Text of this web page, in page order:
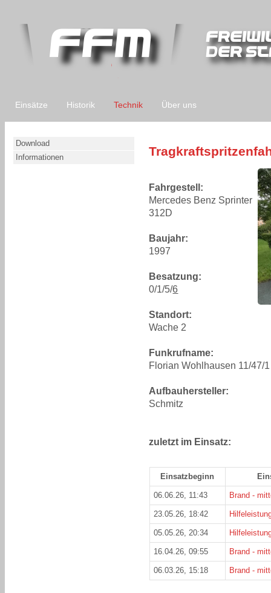
Einsätze Historik Technik Über uns
Download
Informationen
Fahrgestell:
Mercedes Benz Sprinter
312D
Baujahr:
1997
Besatzung:
0/1/5/6
Standort:
Wache 2
Funkrufname:
Florian Wohlhausen 11/47/1
Aufbauhersteller:
Schmitz
zuletzt im Einsatz:
Einsatzbeginn
06.06.26, 11:43 Brand -
23.05.26, 18:42
05.05.26, 20:34
16.04.26, 09:55 Brand -
06.03.26, 15:18 Brand -